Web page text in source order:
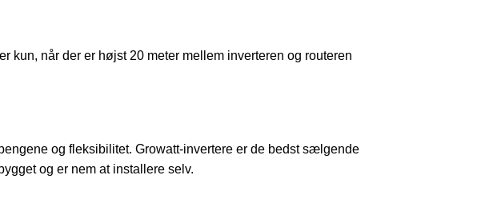
kun, når der er højst 20 meter mellem inverteren og routeren
og fleksibilitet. Growatt-invertere er de bedst sælgende
og er nem at installere selv.